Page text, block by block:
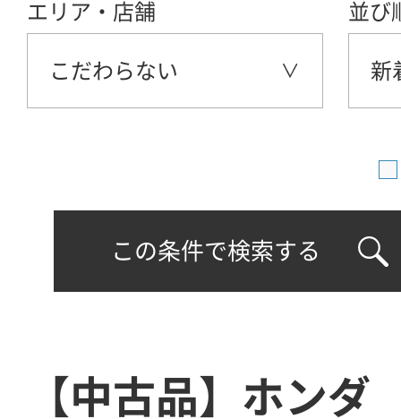
エリア・店舗
こだわらない
並び
新
この条件で検索する
【中古品】ホン